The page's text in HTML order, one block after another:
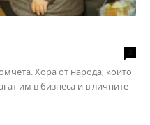
Хора от народа, които
им в бизнеса и в личните